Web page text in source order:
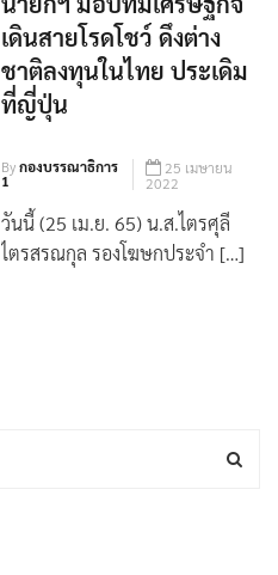
เดินสายโรดโชว์ ดึงต่าง
ชาติลงทุนในไทย ประเดิม
ที่ญี่ปุ่น
Byกองบรรณาธิการ
1
25 เมษายน
2022
วันนี้ (25 เม.ย. 65) น.ส.ไตรศุลี
ไตรสรณกุล รองโฆษกประจำ […]